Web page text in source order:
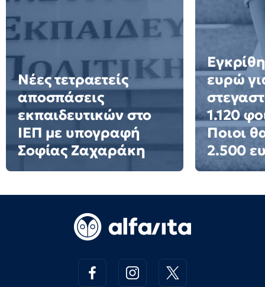
Νέες τετραετείς
αποσπάσεις
εκπαιδευτικών στο
ΙΕΠ με υπογραφή
Σοφίας Ζαχαράκη
ευρώ
1.120
Ποιοι
2.500